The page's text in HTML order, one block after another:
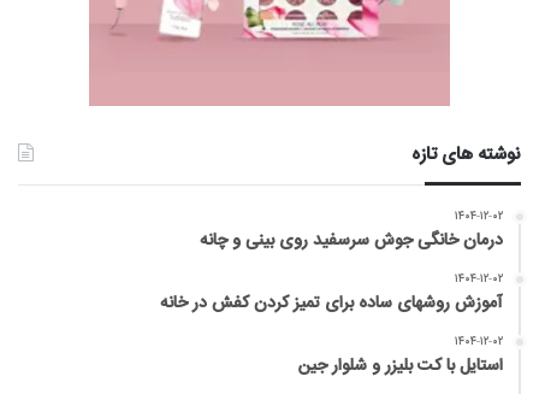
نوشته های تازه
۱۴۰۴-۱۲-۰۲
درمان خانگی جوش سرسفید روی بینی و چانه
۱۴۰۴-۱۲-۰۲
آموزش روشهای ساده برای تمیز کردن کفش در خانه
۱۴۰۴-۱۲-۰۲
استایل با کت بلیزر و شلوار جین